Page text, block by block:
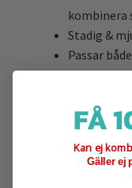
kombinera
Stadig &
Passar
Passar i
Hur de fungerar:
Med dessa
med de
FÅ
Kan ej
Gäller ej